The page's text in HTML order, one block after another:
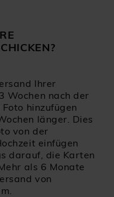
Ihrer
Wochen nach der
hinzufügen
länger. Dies
von der
einfügen
darauf, die Karten
als 6 Monate
von